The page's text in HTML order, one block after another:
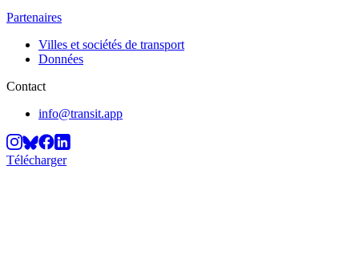
Partenaires
Villes et sociétés de transport
Données
Contact
info@transit.app
Télécharger